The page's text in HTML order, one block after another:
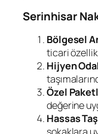
Serinhisar
Bölgesel
ticari
Hijyen
Özel
değerine
Hassas